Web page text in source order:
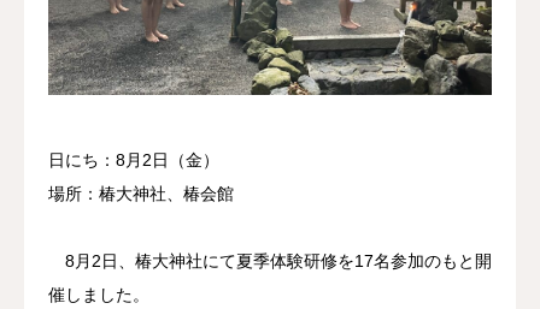
日にち：8月2日（金）
場所：椿大神社、椿会館
8月2日、椿大神社にて夏季体験研修を17名参加のもと開
催しました。
新入会員募集